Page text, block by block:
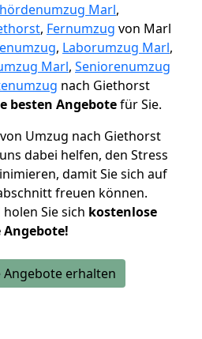
Marl,
, Fernumzug von Marl
, Laborumzug Marl,
Marl, Seniorenumzug
nach Giethorst
besten Angebotefür Sie.
Umzug nach Giethorst
dabei helfen, den Stress
damit Sie sich auf
freuen können.
Sie sich kostenlose
Angebote erhalten